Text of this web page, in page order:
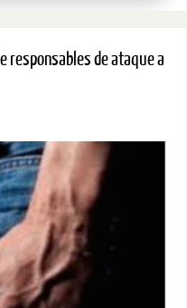
responsables de ataque a